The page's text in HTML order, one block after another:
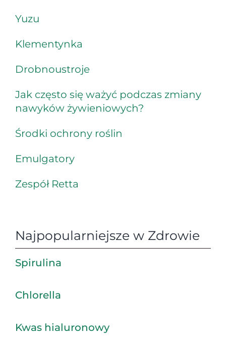
Yuzu
Klementynka
Drobnoustroje
Jak często się ważyć podczas zmiany
nawyków żywieniowych?
Środki ochrony roślin
Emulgatory
Zespół Retta
Najpopularniejsze w Zdrowie
Spirulina
Chlorella
Kwas hialuronowy